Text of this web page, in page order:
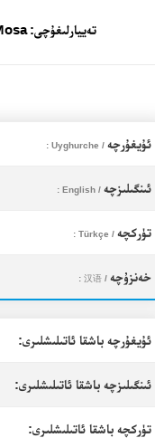
تەييارلىغۇچى:
ئۇيغۇرچە/ Uyghurche :
ئىنگىلىزچە/ English :
تۈركچە/ Türkçe :
خەنزۇچە/ 汉语 :
ئۇيغۇرچە باشقا ئاتىلىشلىرى:
ئىنگىلىزچە باشقا ئاتىلىشلىرى:
تۈركچە باشقا ئاتىلىشلىرى: